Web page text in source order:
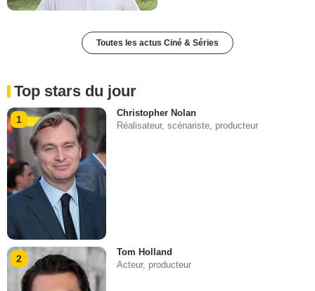
Toutes les actus Ciné & Séries
Top stars du jour
1
Christopher Nolan
Réalisateur, scénariste, producteur
2
Tom Holland
Acteur, producteur